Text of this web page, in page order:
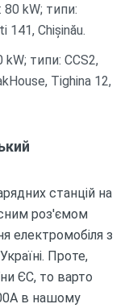
kW; типи:
141, Chișinău.
типи: CCS2,
Tighina 12,
станцій на
роз'ємом
електромобіля з
Проте,
ЄС, то варто
в нашому